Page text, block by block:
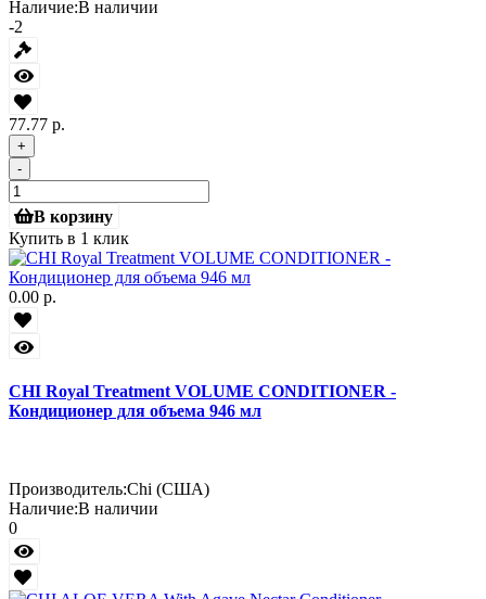
Наличие:В наличии
-2
77.77 р.
+
-
В корзину
Купить в 1 клик
0.00 р.
CHI Royal Treatment VOLUME CONDITIONER -
Кондиционер для объема 946 мл
Производитель:Chi (США)
Наличие:В наличии
0